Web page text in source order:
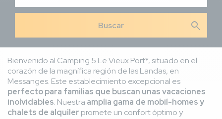
search
Bienvenido al Camping 5 Le Vieux Port*, situado en el
corazón de la magnífica región de las Landas, en
Messanges. Este establecimiento excepcional es
perfecto para familias que buscan unas vacaciones
inolvidables. Nuestra amplia gama de mobil-homes y
chalets de alquiler promete un confort óptimo y